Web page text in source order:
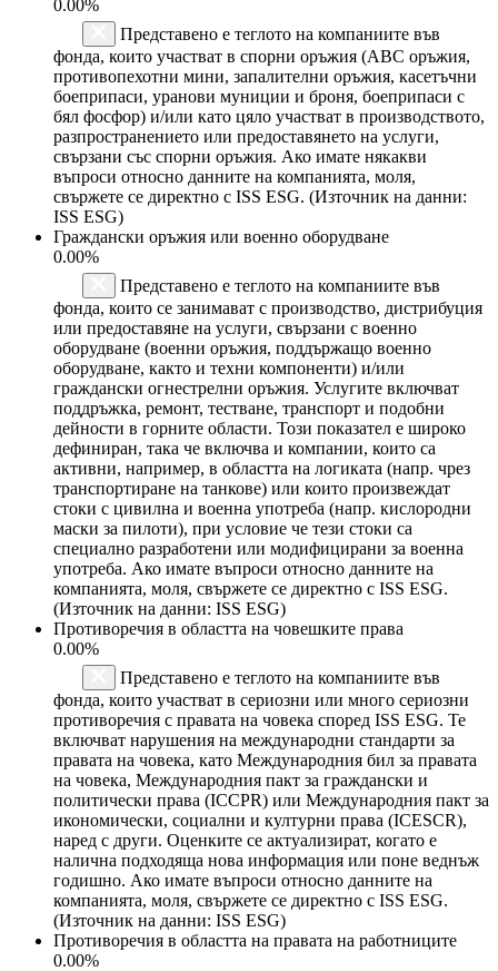
0.00%
Представено е теглото на компаниите във
фонда, които участват в спорни оръжия (ABC оръжия,
противопехотни мини, запалителни оръжия, касетъчни
боеприпаси, уранови муниции и броня, боеприпаси с
бял фосфор) и/или като цяло участват в производството,
разпространението или предоставянето на услуги,
свързани със спорни оръжия. Ако имате някакви
въпроси относно данните на компанията, моля,
свържете се директно с ISS ESG. (Източник на данни:
ISS ESG)
Граждански оръжия или военно оборудване
0.00%
Представено е теглото на компаниите във
фонда, които се занимават с производство, дистрибуция
или предоставяне на услуги, свързани с военно
оборудване (военни оръжия, поддържащо военно
оборудване, както и техни компоненти) и/или
граждански огнестрелни оръжия. Услугите включват
поддръжка, ремонт, тестване, транспорт и подобни
дейности в горните области. Този показател е широко
дефиниран, така че включва и компании, които са
активни, например, в областта на логиката (напр. чрез
транспортиране на танкове) или които произвеждат
стоки с цивилна и военна употреба (напр. кислородни
маски за пилоти), при условие че тези стоки са
специално разработени или модифицирани за военна
употреба. Ако имате въпроси относно данните на
компанията, моля, свържете се директно с ISS ESG.
(Източник на данни: ISS ESG)
Противоречия в областта на човешките права
0.00%
Представено е теглото на компаниите във
фонда, които участват в сериозни или много сериозни
противоречия с правата на човека според ISS ESG. Те
включват нарушения на международни стандарти за
правата на човека, като Международния бил за правата
на човека, Международния пакт за граждански и
политически права (ICCPR) или Международния пакт за
икономически, социални и културни права (ICESCR),
наред с други. Оценките се актуализират, когато е
налична подходяща нова информация или поне веднъж
годишно. Ако имате въпроси относно данните на
компанията, моля, свържете се директно с ISS ESG.
(Източник на данни: ISS ESG)
Противоречия в областта на правата на работниците
0.00%